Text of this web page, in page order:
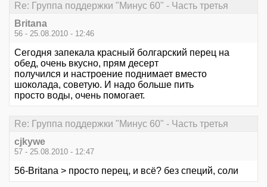
Re: Группа поддержки "Минус 60" - Часть третья
Britana
56 - 25.08.2010 - 12:46
Сегодня запекала красный болгарский перец на
обед, очень вкусно, прям десерт
получился и настроение поднимает вместо
шоколада, советую. И надо больше пить
просто воды, очень помогает.
Re: Группа поддержки "Минус 60" - Часть третья
cjkywe
57 - 25.08.2010 - 12:47
56-Britana > просто перец, и всё? без специй, соли